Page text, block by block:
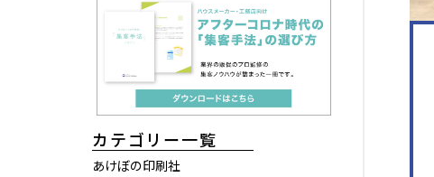
カテゴリー一覧
あけぼの印刷社